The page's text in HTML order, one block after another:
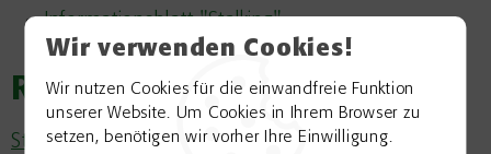
Wir verwenden Cookies!
Wir nutzen Cookies für die einwandfreie Funktion
unserer Website. Um Cookies in Ihrem Browser zu
setzen, benötigen wir vorher Ihre Einwilligung.
Informationsblatt "Stalking"
Rechtsgrundlage
Strafgesetzbuch (StGB)